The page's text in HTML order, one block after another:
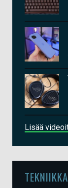
Lisää